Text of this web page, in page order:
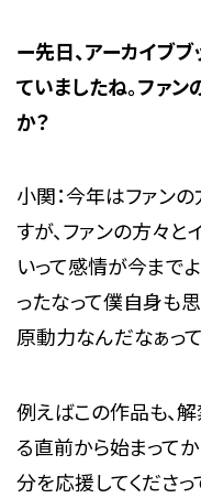
ー先日、アーカイブブ
ていましたね。ファ
か？
小関：今年はファン
すが、ファンの方々と
いって感情が今まで
ったなって僕自身も
原動力なんだなぁっ
例えばこの作品も、
る直前から始まって
分を応援してくださ